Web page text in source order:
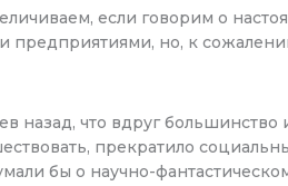
если говорим о
предприятиями, но, к
назад, что вдруг
прекратило
бы о научно-